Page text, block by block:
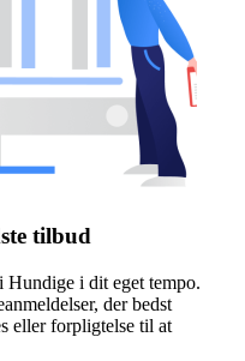
tilbud
i dit eget tempo.
der bedst
eller forpligtelse til at